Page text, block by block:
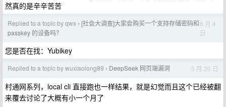
然真的是辛辛苦苦
Replied to a topic by qwx › [社会大调查]大家会购买一个支持存储密码和
passkey 的设备吗？
6 月 4
日
您是否在找：Yubikey
Replied to a topic by wuxiaolong89 › DeepSeek 网页端漏洞 5 月 20 日
村通网系列，local cli 直接跑也一样结果，就是幻觉而且这个已经被翻
来覆去讨论了大概有小一个月了